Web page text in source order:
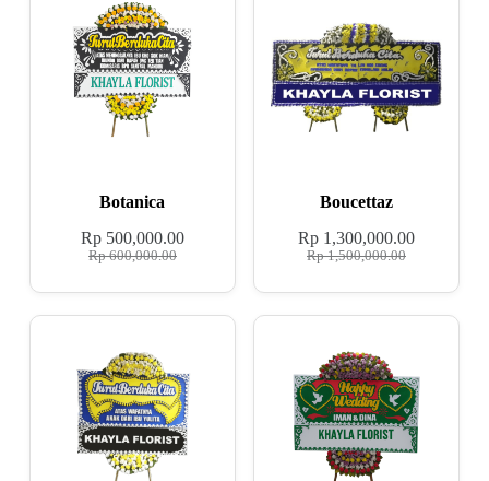
Botanica
Rp600,000.00
Rp500,000.00
Boucettaz
Rp1,500,000.00
Rp 1,300,000.00